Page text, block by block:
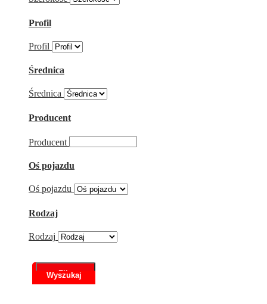
Profil
Profil
Średnica
Średnica
Producent
Producent
Oś pojazdu
Oś pojazdu
Rodzaj
Rodzaj
Filtr